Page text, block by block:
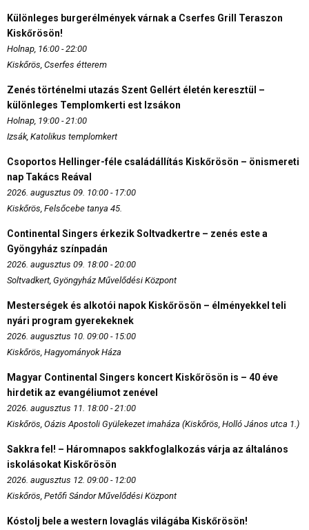
Különleges burgerélmények várnak a Cserfes Grill Teraszon
Kiskőrösön!
Holnap, 16:00 - 22:00
Kiskőrös, Cserfes étterem
Zenés történelmi utazás Szent Gellért életén keresztül –
különleges Templomkerti est Izsákon
Holnap, 19:00 - 21:00
Izsák, Katolikus templomkert
Csoportos Hellinger-féle családállítás Kiskőrösön – önismereti
nap Takács Reával
2026. augusztus 09. 10:00 - 17:00
Kiskőrös, Felsőcebe tanya 45.
Continental Singers érkezik Soltvadkertre – zenés este a
Gyöngyház színpadán
2026. augusztus 09. 18:00 - 20:00
Soltvadkert, Gyöngyház Művelődési Központ
Mesterségek és alkotói napok Kiskőrösön – élményekkel teli
nyári program gyerekeknek
2026. augusztus 10. 09:00 - 15:00
Kiskőrös, Hagyományok Háza
Magyar Continental Singers koncert Kiskőrösön is – 40 éve
hirdetik az evangéliumot zenével
2026. augusztus 11. 18:00 - 21:00
Kiskőrös, Oázis Apostoli Gyülekezet imaháza (Kiskőrös, Holló János utca 1.)
Sakkra fel! – Háromnapos sakkfoglalkozás várja az általános
iskolásokat Kiskőrösön
2026. augusztus 12. 09:00 - 12:00
Kiskőrös, Petőfi Sándor Művelődési Központ
Kóstolj bele a western lovaglás világába Kiskőrösön!